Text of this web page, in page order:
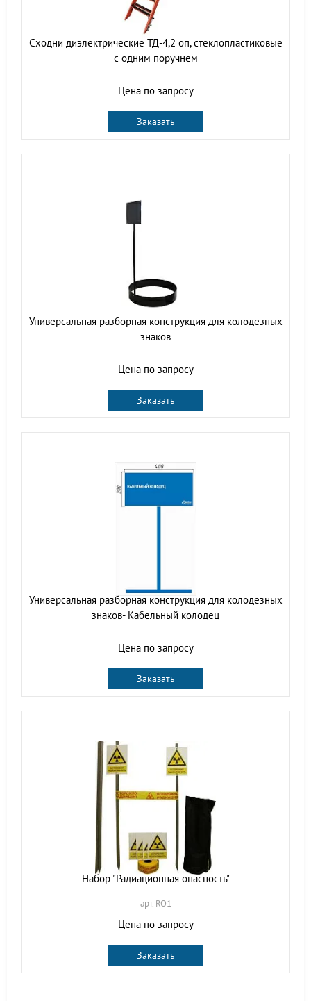
Сходни диэлектрические ТД-4,2 оп, стеклопластиковые
с одним поручнем
Цена по запросу
Заказать
Универсальная разборная конструкция для колодезных
знаков
Цена по запросу
Заказать
Универсальная разборная конструкция для колодезных
знаков- Кабельный колодец
Цена по запросу
Заказать
Набор "Радиационная опасность"
арт. RO1
Цена по запросу
Заказать